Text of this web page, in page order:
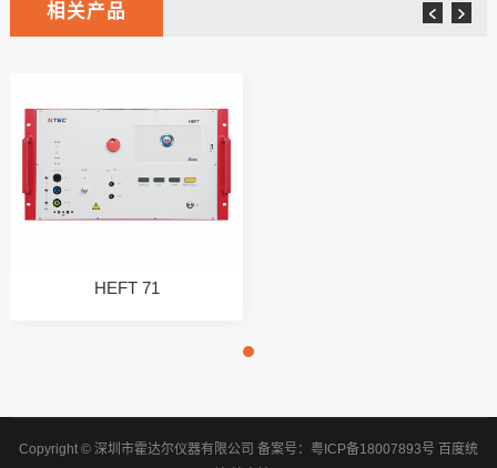
相关产品
HEFT 71
Copyright © 深圳市霍达尔仪器有限公司 备案号： 粤ICP备18007893号 百度统